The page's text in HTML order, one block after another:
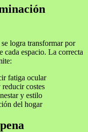
logra transformar por
espacio. La correcta
fatiga ocular
costes
y estilo
del hogar